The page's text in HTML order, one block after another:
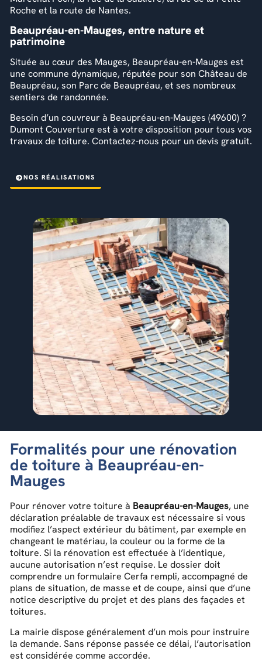
Roche et la route de Nantes.
Beaupréau-en-Mauges, entre nature et
patrimoine
Située au cœur des Mauges, Beaupréau-en-Mauges est
une commune dynamique, réputée pour son Château de
Beaupréau, son Parc de Beaupréau, et ses nombreux
sentiers de randonnée.
Besoin d’un couvreur à Beaupréau-en-Mauges (49600) ?
Dumont Couverture est à votre disposition pour tous vos
travaux de toiture. Contactez-nous pour un devis gratuit.
NOS RÉALISATIONS
Formalités pour une rénovation
de toiture à Beaupréau-en-
Mauges
Pour rénover votre toiture à Beaupréau-en-Mauges, une
déclaration préalable de travaux est nécessaire si vous
modifiez l’aspect extérieur du bâtiment, par exemple en
changeant le matériau, la couleur ou la forme de la
toiture. Si la rénovation est effectuée à l’identique,
aucune autorisation n’est requise. Le dossier doit
comprendre un formulaire Cerfa rempli, accompagné de
plans de situation, de masse et de coupe, ainsi que d’une
notice descriptive du projet et des plans des façades et
toitures.
La mairie dispose généralement d’un mois pour instruire
la demande. Sans réponse passée ce délai, l’autorisation
est considérée comme accordée.